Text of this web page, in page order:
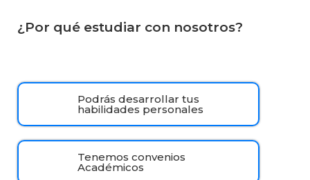
¿Por qué estudiar con nosotros?
Podrás desarrollar tus
habilidades personales
Tenemos convenios
Académicos